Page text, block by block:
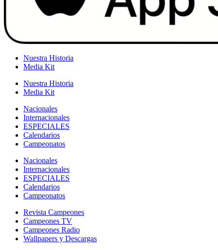
Nuestra Historia
Media Kit
Nuestra Historia
Media Kit
Nacionales
Internacionales
ESPECIALES
Calendarios
Campeonatos
Nacionales
Internacionales
ESPECIALES
Calendarios
Campeonatos
Revista Campeones
Campeones TV
Campeones Radio
Wallpapers y Descargas